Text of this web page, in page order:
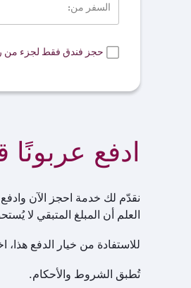
السفر من:
حجز فندق فقط لجزء من
ادفع عربونًا قدره 10% فقط
العلم أن المبلغ المتبقي لا يُستحق إلا قبل 30
للاستفادة من خيار الدفع
تُطبق الشروط والأحكام.